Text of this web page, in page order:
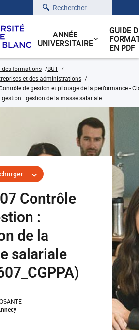
Rechercher
ANNÉE
UNIVERSITAIRE
GUIDE
EN PDF
des formations
BUT
et des administrations
de gestion et pilotage de la performance -
gestion : gestion de la masse salariale
Contrôle
:
de la
salariale